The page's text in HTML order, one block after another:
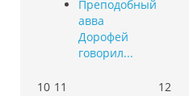
Преподобный
авва
Дорофей
говорил...
10 11 12